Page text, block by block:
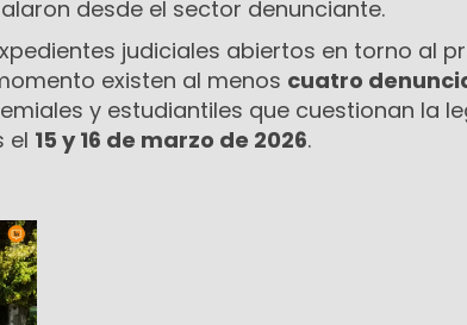
desde el sector denunciante.
judiciales abiertos en torno al
existen al menos cuatro
y estudiantiles que cuestionan la
el 15 y 16 de marzo de 2026.